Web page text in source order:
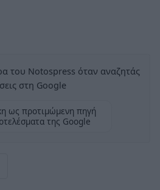
του Notospress όταν αναζητάς
στη Google
ως προτιμώμενη πηγή
της Google